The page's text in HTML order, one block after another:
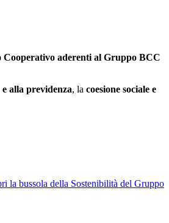
Cooperativo aderenti al Gruppo BCC
alla previdenza, la coesione sociale e
la bussola della Sostenibilità del Gruppo